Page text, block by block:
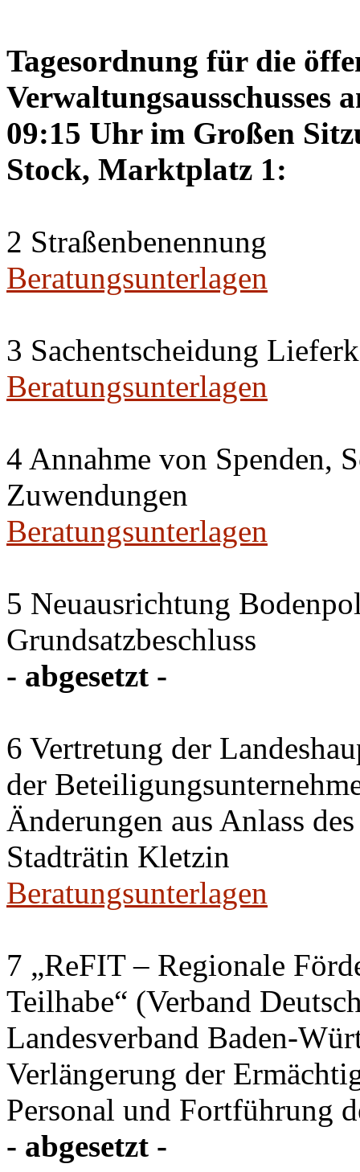
Tagesordnung für die
Verwaltungsausschusses
09:15 Uhr im Großen
Stock, Marktplatz 1:
2 Straßenbenennung
Beratungsunterlagen
3 Sachentscheidung
Beratungsunterlagen
4 Annahme von Spenden,
Zuwendungen
Beratungsunterlagen
5 Neuausrichtung
Grundsatzbeschluss
- abgesetzt -
6 Vertretung der
der
Änderungen aus Anlass
Stadträtin Kletzin
Beratungsunterlagen
7 „ReFIT – Regionale
Teilhabe“ (Verband
Landesverband Baden-
Verlängerung der
Personal und Fortführung
- abgesetzt -